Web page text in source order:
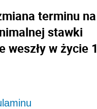
terminu na
stawki
w życie 1